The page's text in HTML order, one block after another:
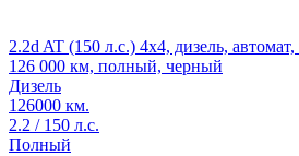
2.2d AT (150 л.с.) 4x4, дизель,
126 000 км, полный, черный
Дизель
126000 км.
2.2 / 150 л.с.
Полный